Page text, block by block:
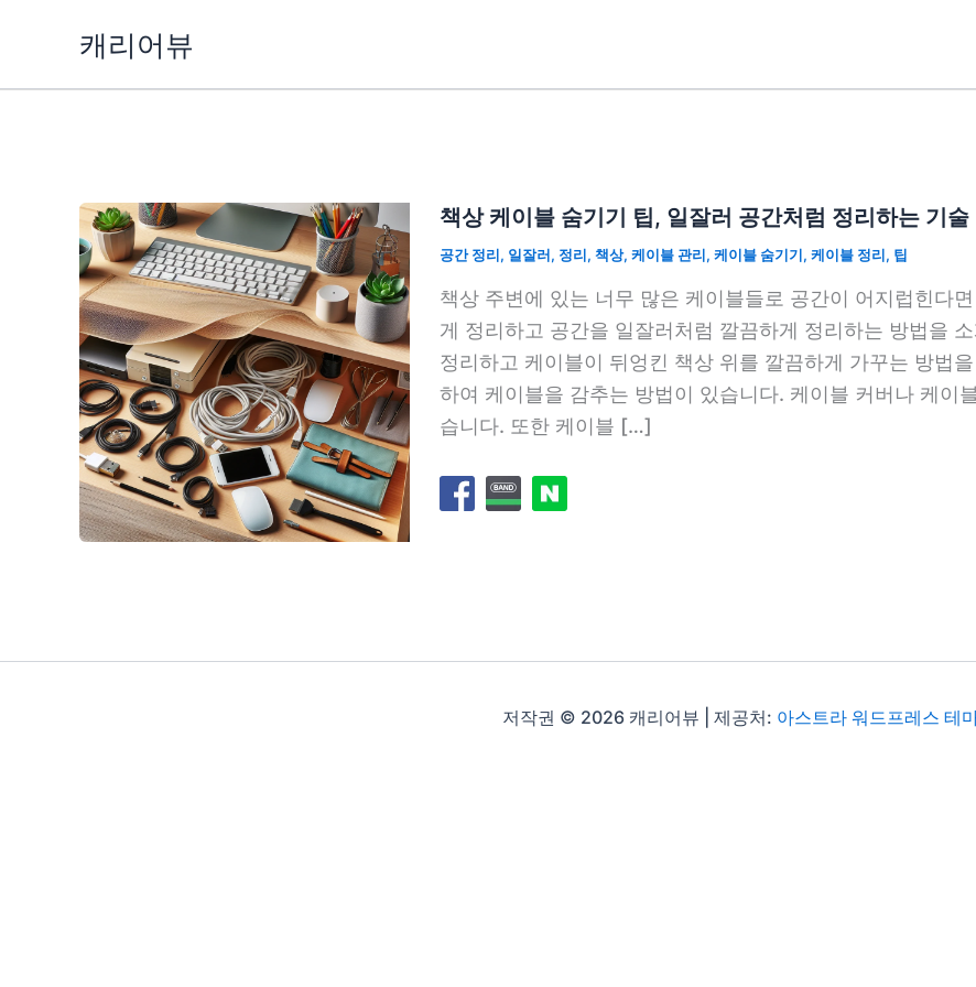
캐리어뷰
책상 케이블 숨기기 팁, 일잘러 공간처럼 정리하는 기술
공간 정리, 일잘러, 정리, 책상, 케이블 관리, 케이블 숨기기, 케이블 정리, 팁
책상 주변에 있는 너무 많은 케이블들로 공간이 어지럽힌다
게 정리하고 공간을 일잘러처럼 깔끔하게 정리하는 방법을
정리하고 케이블이 뒤엉킨 책상 위를 깔끔하게 가꾸는 방법
하여 케이블을 감추는 방법이 있습니다. 케이블 커버나 케이
습니다. 또한 케이블 […]
저작권 © 2026 캐리어뷰 | 제공처: 아스트라 워드프레스 테